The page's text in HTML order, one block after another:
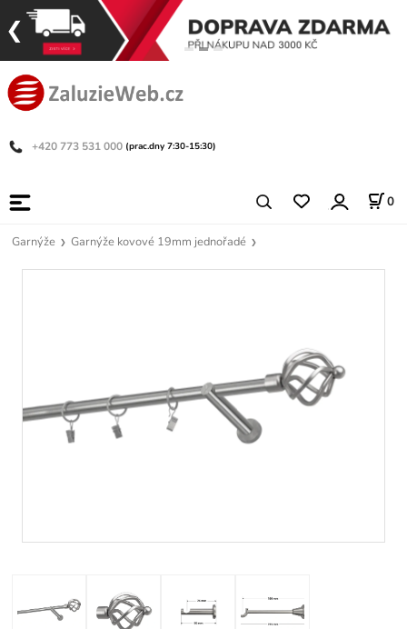
+420 773 531 000 (prac.dny 7:30-15:30)
0
Garnýže Garnýže kovové 19mm jednořadé